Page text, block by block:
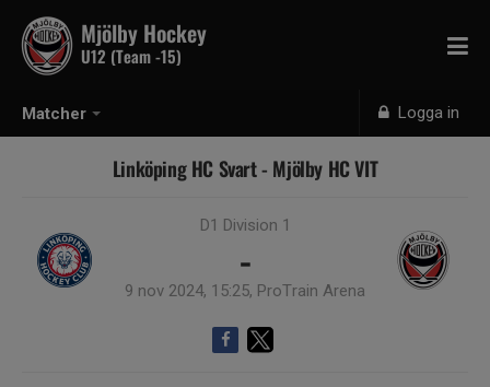
Matcher Logga in
Mjölby Hockey
U12 (Team -15)
Linköping HC Svart - Mjölby HC VIT
D1 Division 1
-
9 nov 2024, 15:25, ProTrain Arena